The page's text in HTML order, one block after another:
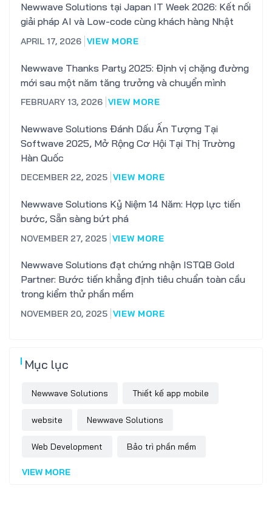
Newwave Solutions tại Japan IT Week 2026: Kết nối
giải pháp AI và Low-code cùng khách hàng Nhật
APRIL 17, 2026 VIEW MORE
Newwave Thanks Party 2025: Định vị chặng đường
mới sau một năm tăng trưởng và chuyển mình
FEBRUARY 13, 2026 VIEW MORE
Newwave Solutions Đánh Dấu Ấn Tượng Tại
Softwave 2025, Mở Rộng Cơ Hội Tại Thị Trường
Hàn Quốc
DECEMBER 22, 2025 VIEW MORE
Newwave Solutions Kỷ Niệm 14 Năm: Hợp lực tiến
bước, Sẵn sàng bứt phá
NOVEMBER 27, 2025 VIEW MORE
Newwave Solutions đạt chứng nhận ISTQB Gold
Partner: Bước tiến khẳng định tiêu chuẩn toàn cầu
trong kiểm thử phần mềm
NOVEMBER 20, 2025 VIEW MORE
Mục lục
Newwave Solutions Thiết kế app mobile
website Newwave Solutions
Web Development Bảo trì phần mềm
Software Outsourcing
VIEW MORE